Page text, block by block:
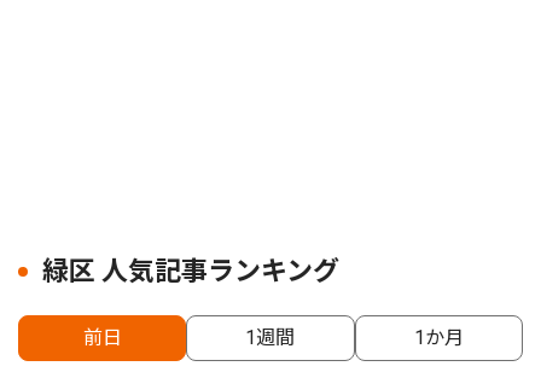
緑区 人気記事ランキング
前日 1週間 1か月